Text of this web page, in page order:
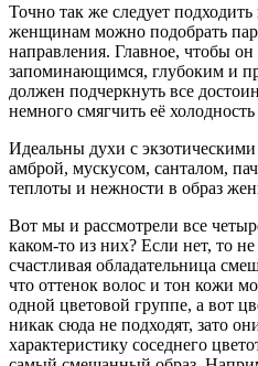
Точно так же следует
женщинам можно подобрать
направления. Главное, чтобы
запоминающимся, глубоким и
должен подчеркнуть все
немного смягчить её
Идеальны духи с
амброй, мускусом, санталом,
теплоты и нежности в образ
Вот мы и рассмотрели все
каком-то из них? Если нет, то
счастливая обладательница
что оттенок волос и тон кожи
одной цветовой группе, а вот
никак сюда не подходят, зато
характеристику соседнего